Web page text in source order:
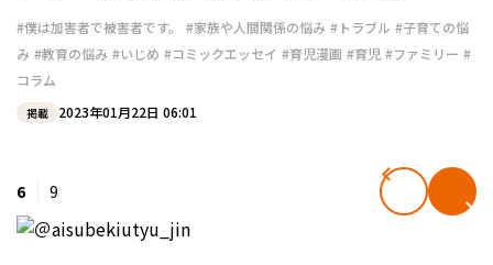
#僕は加害者で被害者です。 #家族や人間関係の悩み #トラブル #子育ての悩
み #教育の悩み #いじめ #コミックエッセイ #育児漫画 #育児 #ファミリー #
コラム
掲載 2023年01月22日 06:01
6 9